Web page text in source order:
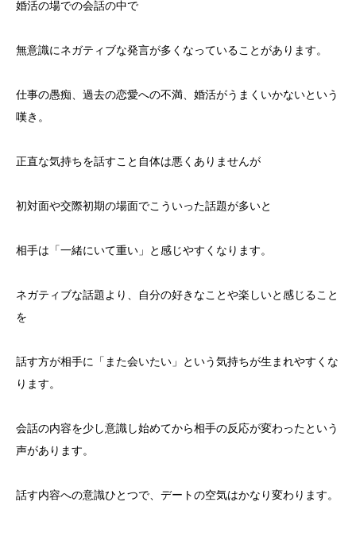
婚活の場での会話の中で
無意識にネガティブな発言が多くなっていることがあります。
仕事の愚痴、過去の恋愛への不満、婚活がうまくいかないという
嘆き。
正直な気持ちを話すこと自体は悪くありませんが
初対面や交際初期の場面でこういった話題が多いと
相手は「一緒にいて重い」と感じやすくなります。
ネガティブな話題より、自分の好きなことや楽しいと感じること
を
話す方が相手に「また会いたい」という気持ちが生まれやすくな
ります。
会話の内容を少し意識し始めてから相手の反応が変わったという
声があります。
話す内容への意識ひとつで、デートの空気はかなり変わります。